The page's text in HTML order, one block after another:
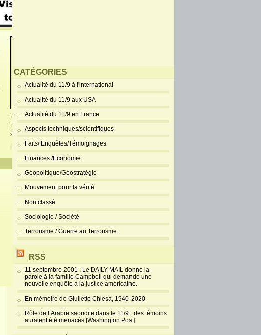
En cette fin d’année
2011, l’heure est aux
festivités entre amis, c’est également vrai pour l’équipe
ReOpenNews. Aussi, nous vous proposons de revenir
sur...
CATÉGORIES
Actualité du 11/9 à l'international
Actualité du 11/9 aux USA
Actualité du 11/9 en France
Aspects techniques/scientifiques
Faits/ Enquêtes/Témoignages
Finances /Economie
Géopolitique/Géostratégie
Mouvement pour la vérité
Non classé
Sociologie / Société
Terrorisme / Guerre au Terrorisme
RSS
11 septembre 2001 : Le DAILY MAIL donne la
parole à la famille Campbell qui demande une
nouvelle enquête à la justice américaine.
En mémoire de Giulietto Chiesa, 1940-2020
Rôle de l’Arabie saoudite dans le 11/9 : des témoins
auraient été menacés [Washington Post]